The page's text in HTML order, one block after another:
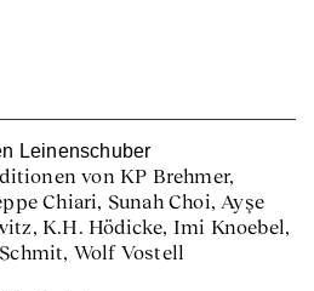
Leinenschuber
von KP Brehmer,
Chiari, Sunah Choi, Ayşe
K.H. Hödicke, Imi Knoebel,
Wolf Vostell